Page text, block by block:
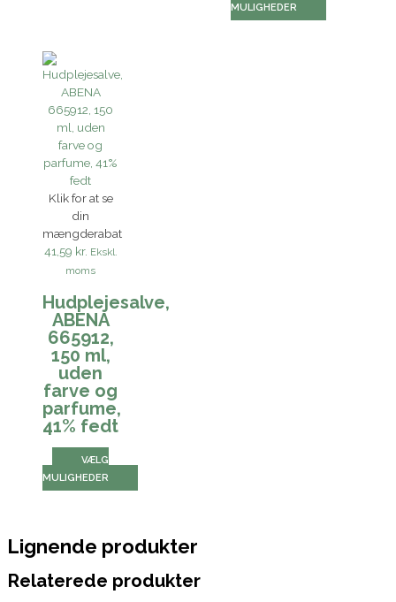
MULIGHEDER
Klik for at se
din
mængderabat
41,59 kr. Ekskl.
moms
Hudplejesalve,
ABENA
665912,
150 ml,
uden
farve og
parfume,
41% fedt
VÆLG
MULIGHEDER
Lignende produkter
Relaterede produkter